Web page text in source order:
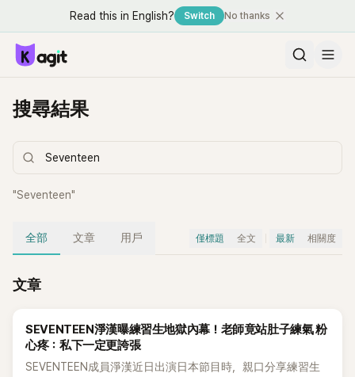
Read this in English? Switch No thanks
搜尋結果
"Seventeen"
全部 文章 用戶 僅標題 全文 最新 相關度
文章
SEVENTEEN淨漢曝練習生地獄內幕！老師竟站肚子練氣 粉
心疼：私下一定更誇張
SEVENTEEN成員淨漢近日出演日本節目時，親口分享練習生